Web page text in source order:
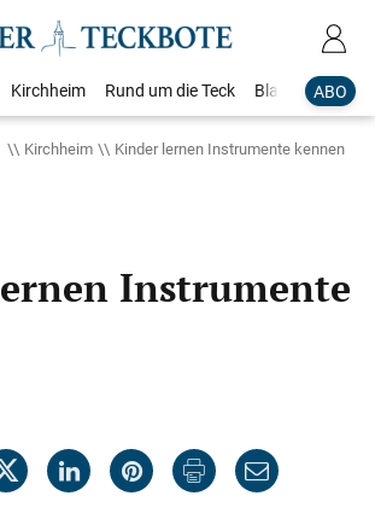
ABO
Kirchheim Rund um die Teck Blaulicht
Kirchheim Kinder lernen Instrumente kennen
Instrumente